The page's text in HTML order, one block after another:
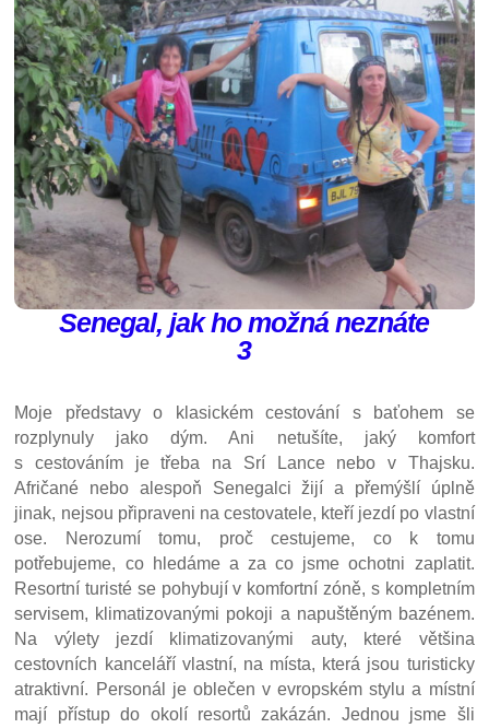
Senegal, jak ho možná neznáte
3
Moje představy o klasickém cestování s baťohem se
rozplynuly jako dým. Ani netušíte, jaký komfort
s cestováním je třeba na Srí Lance nebo v Thajsku.
Afričané nebo alespoň Senegalci žijí a přemýšlí úplně
jinak, nejsou připraveni na cestovatele, kteří jezdí po vlastní
ose. Nerozumí tomu, proč cestujeme, co k tomu
potřebujeme, co hledáme a za co jsme ochotni zaplatit.
Resortní turisté se pohybují v komfortní zóně, s kompletním
servisem, klimatizovanými pokoji a napuštěným bazénem.
Na výlety jezdí klimatizovanými auty, které většina
cestovních kanceláří vlastní, na místa, která jsou turisticky
atraktivní. Personál je oblečen v evropském stylu a místní
mají přístup do okolí resortů zakázán. Jednou jsme šli